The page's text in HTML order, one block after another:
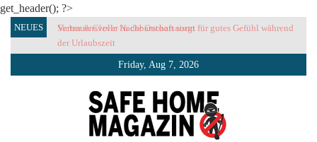
get_header(); ?>
SkipNEUES Sicher & Clever in die Outoorsaison
Vertrauensvolle Nachbarschaft sorgt für gutes Gefühl während
der Urlaubszeit
Friday, Aug 7, 2026
SAFE HOME Magazin